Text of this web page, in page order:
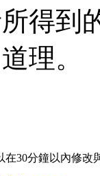
得到
理。
30分鐘以內修